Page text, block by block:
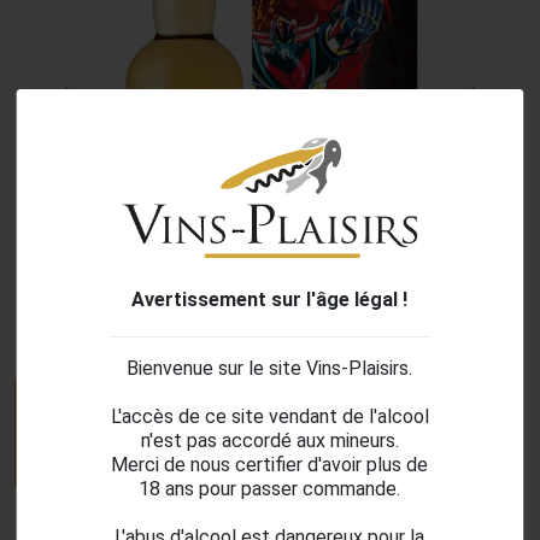
Avertissement sur l'âge légal !
Bienvenue sur le site Vins-Plaisirs.
L'accès de ce site vendant de l'alcool
n'est pas accordé aux mineurs.
Merci de nous certifier d'avoir plus de
18 ans pour passer commande.